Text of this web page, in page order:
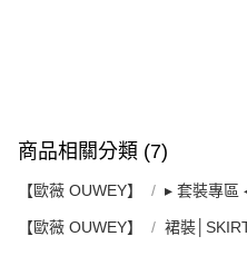
商品相關分類 (7)
【歐薇 OUWEY】 ▸ 套裝專區
【歐薇 OUWEY】 裙裝